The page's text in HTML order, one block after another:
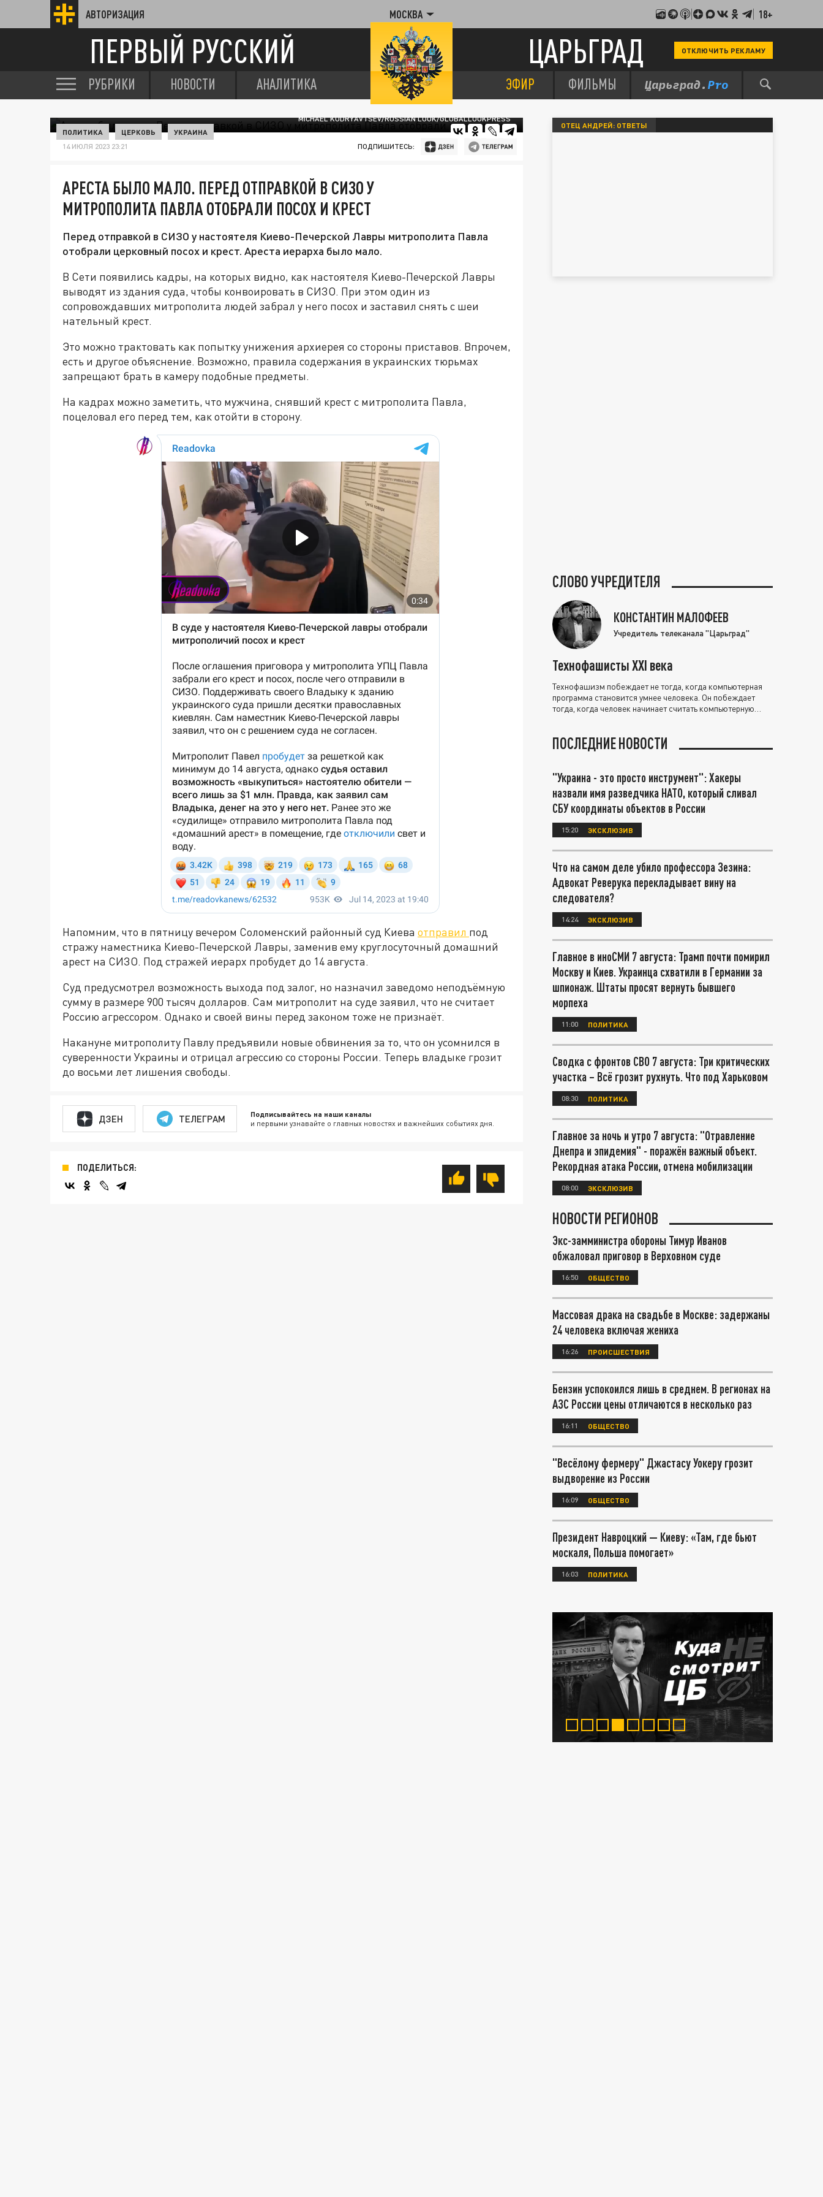
АВТОРИЗАЦИЯ МОСКВА 18+
ПЕРВЫЙ РУССКИЙ ЦАРЬГРАД ОТКЛЮЧИТЬ РЕКЛАМУ
РУБРИКИ НОВОСТИ АНАЛИТИКА ЭФИР ФИЛЬМЫ
MICHAEL KUDRYAVTSEV/RUSSIAN LOOK/GLOBALLOOKPRESS
ПОЛИТИКА ЦЕРКОВЬ УКРАИНА
14 ИЮЛЯ 2023 23:21 ПОДПИШИТЕСЬ:
АРЕСТА БЫЛО МАЛО. ПЕРЕД ОТПРАВКОЙ В СИЗО У
МИТРОПОЛИТА ПАВЛА ОТОБРАЛИ ПОСОХ И КРЕСТ
Перед отправкой в СИЗО у настоятеля Киево-Печерской Лавры митрополита Павла
отобрали церковный посох и крест. Ареста иерарха было мало.
В Сети появились кадры, на которых видно, как настоятеля Киево-Печерской Лавры
выводят из здания суда, чтобы конвоировать в СИЗО. При этом один из
сопровождавших митрополита людей забрал у него посох и заставил снять с шеи
нательный крест.
Это можно трактовать как попытку унижения архиерея со стороны приставов. Впрочем,
есть и другое объяснение. Возможно, правила содержания в украинских тюрьмах
запрещают брать в камеру подобные предметы.
На кадрах можно заметить, что мужчина, снявший крест с митрополита Павла,
поцеловал его перед тем, как отойти в сторону.
Напомним, что в пятницу вечером Соломенский районный суд Киева отправил под
стражу наместника Киево-Печерской Лавры, заменив ему круглосуточный домашний
арест на СИЗО. Под стражей иерарх пробудет до 14 августа.
Суд предусмотрел возможность выхода под залог, но назначил заведомо неподъёмную
сумму в размере 900 тысяч долларов. Сам митрополит на суде заявил, что не считает
Россию агрессором. Однако и своей вины перед законом тоже не признаёт.
Накануне митрополиту Павлу предъявили новые обвинения за то, что он усомнился в
суверенности Украины и отрицал агрессию со стороны России. Теперь владыке грозит
до восьми лет лишения свободы.
ДЗЕН ТЕЛЕГРАМ Подписывайтесь на наши каналы
и первыми узнавайте о главных новостях и важнейших событиях дня.
ПОДЕЛИТЬСЯ:
ОТЕЦ АНДРЕЙ: ОТВЕТЫ
СЛОВО УЧРЕДИТЕЛЯ
КОНСТАНТИН МАЛОФЕЕВ
Учредитель телеканала "Царьград"
Технофашисты XXI века
Технофашизм побеждает не тогда, когда компьютерная
программа становится умнее человека. Он побеждает
тогда, когда человек начинает считать компьютерную
ПОСЛЕДНИЕ НОВОСТИ
"Украина - это просто инструмент": Хакеры
назвали имя разведчика НАТО, который сливал
СБУ координаты объектов в России
15:20 ЭКСКЛЮЗИВ
Что на самом деле убило профессора Зезина:
Адвокат Реверука перекладывает вину на
следователя?
14:24 ЭКСКЛЮЗИВ
Главное в иноСМИ 7 августа: Трамп почти помирил
Москву и Киев. Украинца схватили в Германии за
шпионаж. Штаты просят вернуть бывшего
морпеха
11:00 ПОЛИТИКА
Сводка с фронтов СВО 7 августа: Три критических
участка – Всё грозит рухнуть. Что под Харьковом
08:30 ПОЛИТИКА
Главное за ночь и утро 7 августа: "Отравление
Днепра и эпидемия" - поражён важный объект.
Рекордная атака России, отмена мобилизации
08:00 ЭКСКЛЮЗИВ
НОВОСТИ РЕГИОНОВ
Экс-замминистра обороны Тимур Иванов
обжаловал приговор в Верховном суде
16:50 ОБЩЕСТВО
Массовая драка на свадьбе в Москве: задержаны
24 человека включая жениха
16:26 ПРОИСШЕСТВИЯ
Бензин успокоился лишь в среднем. В регионах на
АЗС России цены отличаются в несколько раз
16:11 ОБЩЕСТВО
"Весёлому фермеру" Джастасу Уокеру грозит
выдворение из России
16:09 ОБЩЕСТВО
Президент Навроцкий — Киеву: «Там, где бьют
москаля, Польша помогает»
16:03 ПОЛИТИКА